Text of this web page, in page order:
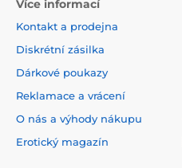
Více informací
Kontakt a prodejna
Diskrétní zásilka
Dárkové poukazy
Reklamace a vrácení
O nás a výhody nákupu
Erotický magazín